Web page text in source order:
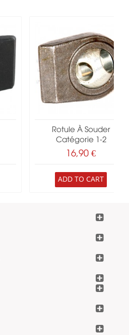
Rotule À Souder
Catégorie 1-2
16,90 €
ADD TO CART